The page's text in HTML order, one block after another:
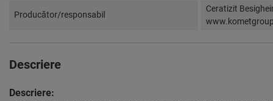
Producător/responsabil
Ceratizit
Descriere
Descriere: